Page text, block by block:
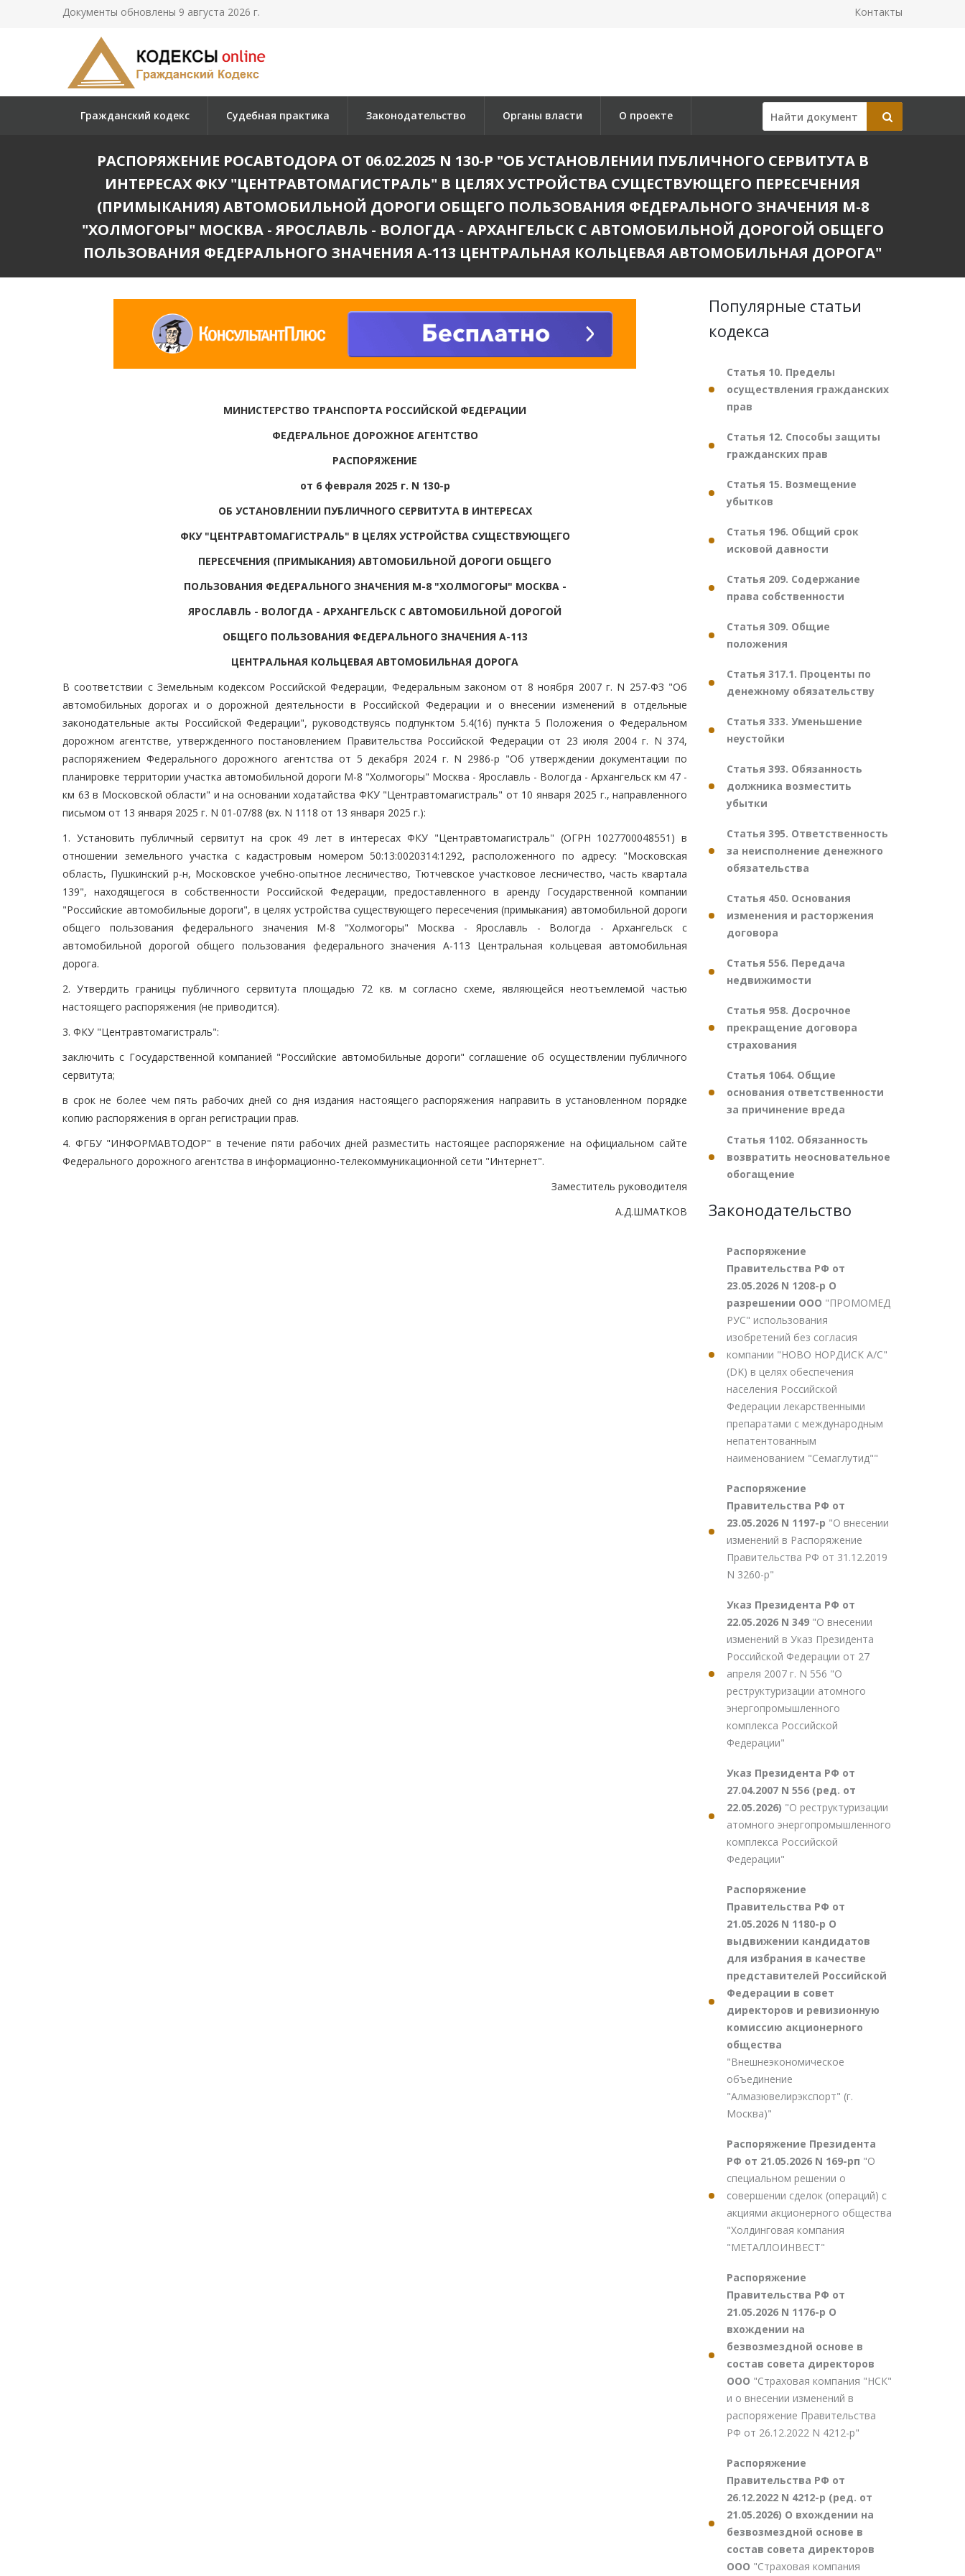
Документы обновлены 9 августа 2026 г. Контакты
Гражданский кодекс Судебная практика Законодательство Органы власти О проекте
РАСПОРЯЖЕНИЕ РОСАВТОДОРА ОТ 06.02.2025 N 130-Р "ОБ УСТАНОВЛЕНИИ ПУБЛИЧНОГО СЕРВИТУТА В
ИНТЕРЕСАХ ФКУ "ЦЕНТРАВТОМАГИСТРАЛЬ" В ЦЕЛЯХ УСТРОЙСТВА СУЩЕСТВУЮЩЕГО ПЕРЕСЕЧЕНИЯ
(ПРИМЫКАНИЯ) АВТОМОБИЛЬНОЙ ДОРОГИ ОБЩЕГО ПОЛЬЗОВАНИЯ ФЕДЕРАЛЬНОГО ЗНАЧЕНИЯ М-8
"ХОЛМОГОРЫ" МОСКВА - ЯРОСЛАВЛЬ - ВОЛОГДА - АРХАНГЕЛЬСК С АВТОМОБИЛЬНОЙ ДОРОГОЙ ОБЩЕГО
ПОЛЬЗОВАНИЯ ФЕДЕРАЛЬНОГО ЗНАЧЕНИЯ А-113 ЦЕНТРАЛЬНАЯ КОЛЬЦЕВАЯ АВТОМОБИЛЬНАЯ ДОРОГА"
МИНИСТЕРСТВО ТРАНСПОРТА РОССИЙСКОЙ ФЕДЕРАЦИИ
ФЕДЕРАЛЬНОЕ ДОРОЖНОЕ АГЕНТСТВО
РАСПОРЯЖЕНИЕ
от 6 февраля 2025 г. N 130-р
ОБ УСТАНОВЛЕНИИ ПУБЛИЧНОГО СЕРВИТУТА В ИНТЕРЕСАХ
ФКУ "ЦЕНТРАВТОМАГИСТРАЛЬ" В ЦЕЛЯХ УСТРОЙСТВА СУЩЕСТВУЮЩЕГО
ПЕРЕСЕЧЕНИЯ (ПРИМЫКАНИЯ) АВТОМОБИЛЬНОЙ ДОРОГИ ОБЩЕГО
ПОЛЬЗОВАНИЯ ФЕДЕРАЛЬНОГО ЗНАЧЕНИЯ М-8 "ХОЛМОГОРЫ" МОСКВА -
ЯРОСЛАВЛЬ - ВОЛОГДА - АРХАНГЕЛЬСК С АВТОМОБИЛЬНОЙ ДОРОГОЙ
ОБЩЕГО ПОЛЬЗОВАНИЯ ФЕДЕРАЛЬНОГО ЗНАЧЕНИЯ А-113
ЦЕНТРАЛЬНАЯ КОЛЬЦЕВАЯ АВТОМОБИЛЬНАЯ ДОРОГА
В соответствии с Земельным кодексом Российской Федерации, Федеральным законом от 8 ноября 2007 г. N 257-ФЗ "Об
автомобильных дорогах и о дорожной деятельности в Российской Федерации и о внесении изменений в отдельные
законодательные акты Российской Федерации", руководствуясь подпунктом 5.4(16) пункта 5 Положения о Федеральном
дорожном агентстве, утвержденного постановлением Правительства Российской Федерации от 23 июля 2004 г. N 374,
распоряжением Федерального дорожного агентства от 5 декабря 2024 г. N 2986-р "Об утверждении документации по
планировке территории участка автомобильной дороги М-8 "Холмогоры" Москва - Ярославль - Вологда - Архангельск км 47 -
км 63 в Московской области" и на основании ходатайства ФКУ "Центравтомагистраль" от 10 января 2025 г., направленного
письмом от 13 января 2025 г. N 01-07/88 (вх. N 1118 от 13 января 2025 г.):
1. Установить публичный сервитут на срок 49 лет в интересах ФКУ "Центравтомагистраль" (ОГРН 1027700048551) в
отношении земельного участка с кадастровым номером 50:13:0020314:1292, расположенного по адресу: "Московская
область, Пушкинский р-н, Московское учебно-опытное лесничество, Тютчевское участковое лесничество, часть квартала
139", находящегося в собственности Российской Федерации, предоставленного в аренду Государственной компании
"Российские автомобильные дороги", в целях устройства существующего пересечения (примыкания) автомобильной дороги
общего пользования федерального значения М-8 "Холмогоры" Москва - Ярославль - Вологда - Архангельск с
автомобильной дорогой общего пользования федерального значения А-113 Центральная кольцевая автомобильная
дорога.
2. Утвердить границы публичного сервитута площадью 72 кв. м согласно схеме, являющейся неотъемлемой частью
настоящего распоряжения (не приводится).
3. ФКУ "Центравтомагистраль":
заключить с Государственной компанией "Российские автомобильные дороги" соглашение об осуществлении публичного
сервитута;
в срок не более чем пять рабочих дней со дня издания настоящего распоряжения направить в установленном порядке
копию распоряжения в орган регистрации прав.
4. ФГБУ "ИНФОРМАВТОДОР" в течение пяти рабочих дней разместить настоящее распоряжение на официальном сайте
Федерального дорожного агентства в информационно-телекоммуникационной сети "Интернет".
Заместитель руководителя
А.Д.ШМАТКОВ
Популярные статьи
кодекса
Статья 10. Пределы
осуществления гражданских
прав
Статья 12. Способы защиты
гражданских прав
Статья 15. Возмещение
убытков
Статья 196. Общий срок
исковой давности
Статья 209. Содержание
права собственности
Статья 309. Общие
положения
Статья 317.1. Проценты по
денежному обязательству
Статья 333. Уменьшение
неустойки
Статья 393. Обязанность
должника возместить
убытки
Статья 395. Ответственность
за неисполнение денежного
обязательства
Статья 450. Основания
изменения и расторжения
договора
Статья 556. Передача
недвижимости
Статья 958. Досрочное
прекращение договора
страхования
Статья 1064. Общие
основания ответственности
за причинение вреда
Статья 1102. Обязанность
возвратить неосновательное
обогащение
Законодательство
Распоряжение
Правительства РФ от
23.05.2026 N 1208-р О
разрешении ООО "ПРОМОМЕД
РУС" использования
изобретений без согласия
компании "НОВО НОРДИСК А/С"
(DK) в целях обеспечения
населения Российской
Федерации лекарственными
препаратами с международным
непатентованным
наименованием "Семаглутид""
Распоряжение
Правительства РФ от
23.05.2026 N 1197-р "О внесении
изменений в Распоряжение
Правительства РФ от 31.12.2019
N 3260-р"
Указ Президента РФ от
22.05.2026 N 349 "О внесении
изменений в Указ Президента
Российской Федерации от 27
апреля 2007 г. N 556 "О
реструктуризации атомного
энергопромышленного
комплекса Российской
Федерации"
Указ Президента РФ от
27.04.2007 N 556 (ред. от
22.05.2026) "О реструктуризации
атомного энергопромышленного
комплекса Российской
Федерации"
Распоряжение
Правительства РФ от
21.05.2026 N 1180-р О
выдвижении кандидатов
для избрания в качестве
представителей Российской
Федерации в совет
директоров и ревизионную
комиссию акционерного
общества
"Внешнеэкономическое
объединение
"Алмазювелирэкспорт" (г.
Москва)"
Распоряжение Президента
РФ от 21.05.2026 N 169-рп "О
специальном решении о
совершении сделок (операций) с
акциями акционерного общества
"Холдинговая компания
"МЕТАЛЛОИНВЕСТ"
Распоряжение
Правительства РФ от
21.05.2026 N 1176-р О
вхождении на
безвозмездной основе в
состав совета директоров
ООО "Страховая компания "НСК"
и о внесении изменений в
распоряжение Правительства
РФ от 26.12.2022 N 4212-р"
Распоряжение
Правительства РФ от
26.12.2022 N 4212-р (ред. от
21.05.2026) О вхождении на
безвозмездной основе в
состав совета директоров
ООО "Страховая компания